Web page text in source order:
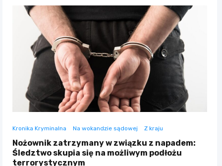
Kronika Kryminalna Na wokandzie sądowej Z kraju
Nożownik zatrzymany w związku z napadem:
Śledztwo skupia się na możliwym podłożu
terrorystycznym